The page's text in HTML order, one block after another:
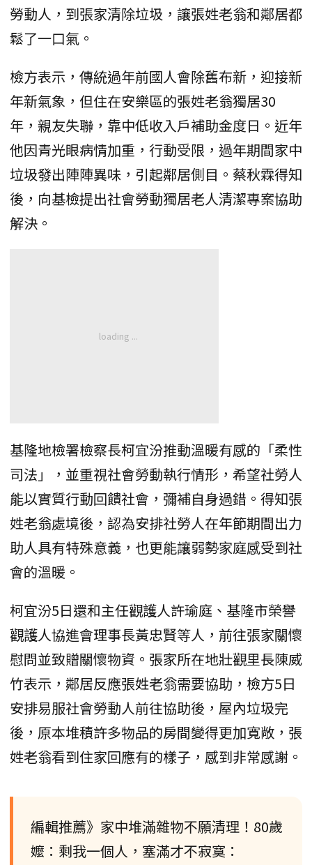
勞動人，到張家清除垃圾，讓張姓老翁和鄰居都
鬆了一口氣。
檢方表示，傳統過年前國人會除舊布新，迎接新
年新氣象，但住在安樂區的張姓老翁獨居30
年，親友失聯，靠中低收入戶補助金度日。近年
他因青光眼病情加重，行動受限，過年期間家中
垃圾發出陣陣異味，引起鄰居側目。蔡秋霖得知
後，向基檢提出社會勞動獨居老人清潔專案協助
解決。
基隆地檢署檢察長柯宜汾推動溫暖有感的「柔性
司法」，並重視社會勞動執行情形，希望社勞人
能以實質行動回饋社會，彌補自身過錯。得知張
姓老翁處境後，認為安排社勞人在年節期間出力
助人具有特殊意義，也更能讓弱勢家庭感受到社
會的溫暖。
柯宜汾5日還和主任觀護人許瑜庭、基隆市榮譽
觀護人協進會理事長黃忠賢等人，前往張家關懷
慰問並致贈關懷物資。張家所在地壯觀里長陳威
竹表示，鄰居反應張姓老翁需要協助，檢方5日
安排易服社會勞動人前往協助後，屋內垃圾完
後，原本堆積許多物品的房間變得更加寬敞，張
姓老翁看到住家回應有的樣子，感到非常感謝。
編輯推薦》家中堆滿雜物不願清理！80歲
嬤：剩我一個人，塞滿才不寂寞：